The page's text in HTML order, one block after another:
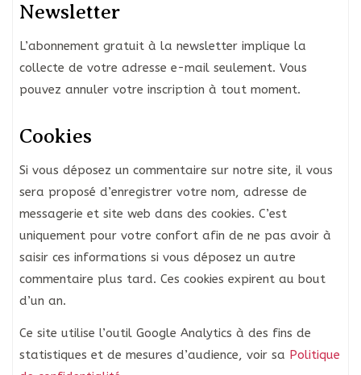
Newsletter
L’abonnement gratuit à la newsletter implique la
collecte de votre adresse e-mail seulement. Vous
pouvez annuler votre inscription à tout moment.
Cookies
Si vous déposez un commentaire sur notre site, il vous
sera proposé d’enregistrer votre nom, adresse de
messagerie et site web dans des cookies. C’est
uniquement pour votre confort afin de ne pas avoir à
saisir ces informations si vous déposez un autre
commentaire plus tard. Ces cookies expirent au bout
d’un an.
Ce site utilise l’outil Google Analytics à des fins de
statistiques et de mesures d’audience, voir sa Politique